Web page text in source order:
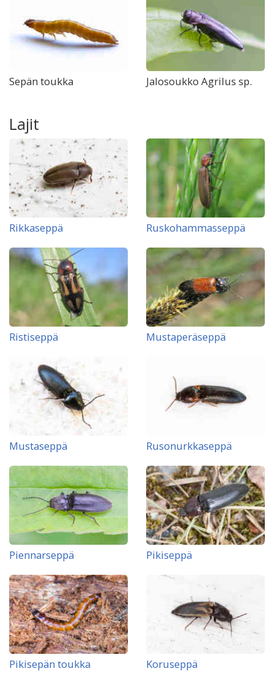
Sepän toukka Jalosoukko Agrilus sp.
Lajit
Rikkaseppä Ruskohammasseppä
Ristiseppä Mustaperäseppä
Mustaseppä Rusonurkkaseppä
Piennarseppä Pikiseppä
Pikisepän toukka Koruseppä